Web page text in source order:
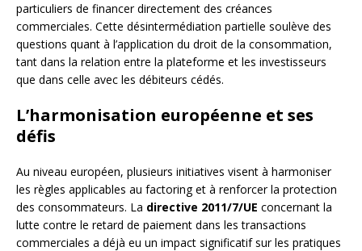
particuliers de financer directement des créances
commerciales. Cette désintermédiation partielle soulève des
questions quant à l’application du droit de la consommation,
tant dans la relation entre la plateforme et les investisseurs
que dans celle avec les débiteurs cédés.
L’harmonisation européenne et ses
défis
Au niveau européen, plusieurs initiatives visent à harmoniser
les règles applicables au factoring et à renforcer la protection
des consommateurs. La directive 2011/7/UE concernant la
lutte contre le retard de paiement dans les transactions
commerciales a déjà eu un impact significatif sur les pratiques